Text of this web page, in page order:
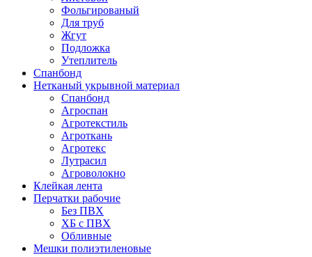
Фольгированый
Для труб
Жгут
Подложка
Утеплитель
Спанбонд
Нетканый укрывной материал
Спанбонд
Агроспан
Агротекстиль
Агроткань
Агротекс
Лутрасил
Агроволокно
Клейкая лента
Перчатки рабочие
Без ПВХ
ХБ с ПВХ
Обливные
Мешки полиэтиленовые